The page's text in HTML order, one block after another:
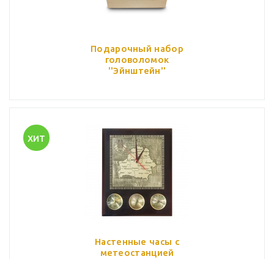
Подарочный набор
головоломок
''Эйнштейн''
ХИТ
Настенные часы с
метеостанцией